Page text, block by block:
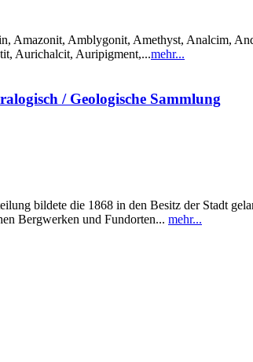
Amazonit, Amblygonit, Amethyst, Analcim,
Aurichalcit, Auripigment,...mehr...
/ Geologische Sammlung
bildete die 1868 in den Besitz der Stadt
Bergwerken und Fundorten... mehr...